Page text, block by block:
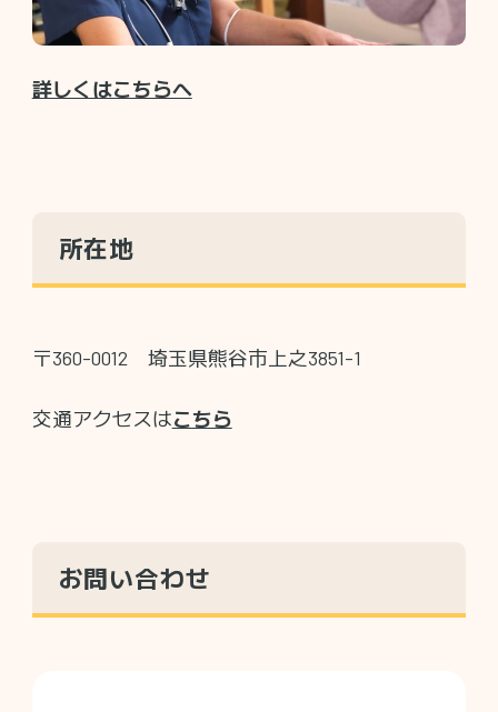
詳しくはこちらへ
所在地
〒360-0012 埼玉県熊谷市上之3851-1
交通アクセスはこちら
お問い合わせ